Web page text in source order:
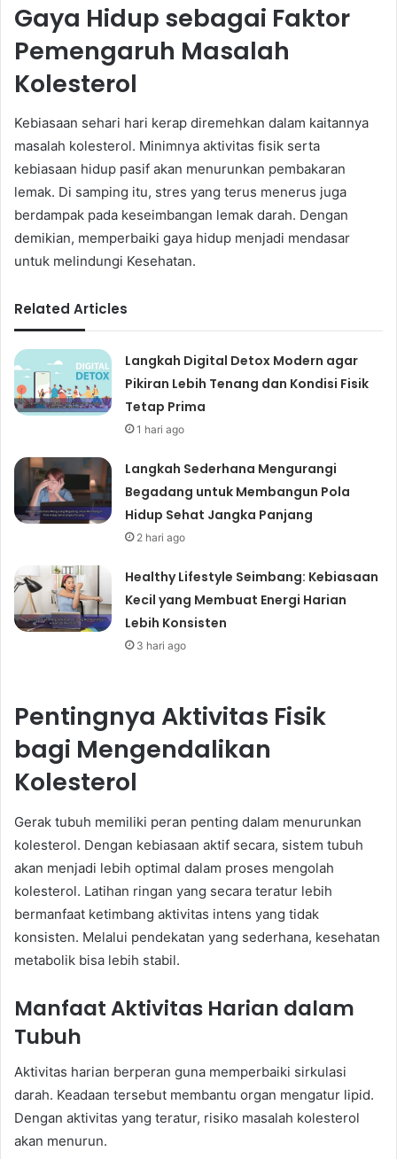
Gaya Hidup sebagai Faktor
Pemengaruh Masalah
Kolesterol
Kebiasaan sehari hari kerap diremehkan dalam kaitannya
masalah kolesterol. Minimnya aktivitas fisik serta
kebiasaan hidup pasif akan menurunkan pembakaran
lemak. Di samping itu, stres yang terus menerus juga
berdampak pada keseimbangan lemak darah. Dengan
demikian, memperbaiki gaya hidup menjadi mendasar
untuk melindungi Kesehatan.
Related Articles
Langkah Digital Detox Modern agar
Pikiran Lebih Tenang dan Kondisi Fisik
Tetap Prima
1 hari ago
Langkah Sederhana Mengurangi
Begadang untuk Membangun Pola
Hidup Sehat Jangka Panjang
2 hari ago
Healthy Lifestyle Seimbang: Kebiasaan
Kecil yang Membuat Energi Harian
Lebih Konsisten
3 hari ago
Pentingnya Aktivitas Fisik
bagi Mengendalikan
Kolesterol
Gerak tubuh memiliki peran penting dalam menurunkan
kolesterol. Dengan kebiasaan aktif secara, sistem tubuh
akan menjadi lebih optimal dalam proses mengolah
kolesterol. Latihan ringan yang secara teratur lebih
bermanfaat ketimbang aktivitas intens yang tidak
konsisten. Melalui pendekatan yang sederhana, kesehatan
metabolik bisa lebih stabil.
Manfaat Aktivitas Harian dalam
Tubuh
Aktivitas harian berperan guna memperbaiki sirkulasi
darah. Keadaan tersebut membantu organ mengatur lipid.
Dengan aktivitas yang teratur, risiko masalah kolesterol
akan menurun.